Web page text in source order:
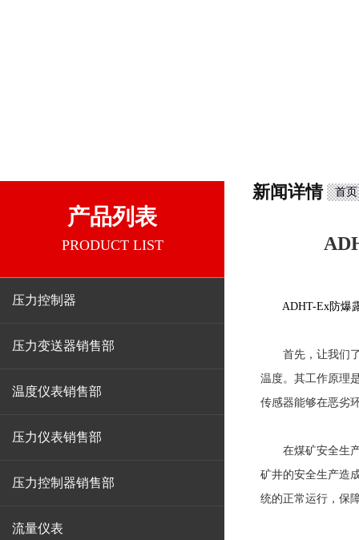
产品列表
PRODUCT LIST
压力控制器
压力变送器销售部
温度仪表销售部
压力仪表销售部
压力控制器销售部
流量仪表
新闻详情 首页
ADHT-Ex防爆
首先，让我们了
温度。其工作原理
传感器能够在恶劣
在煤矿安全生产
矿井的安全生产造
统的正常运行，保